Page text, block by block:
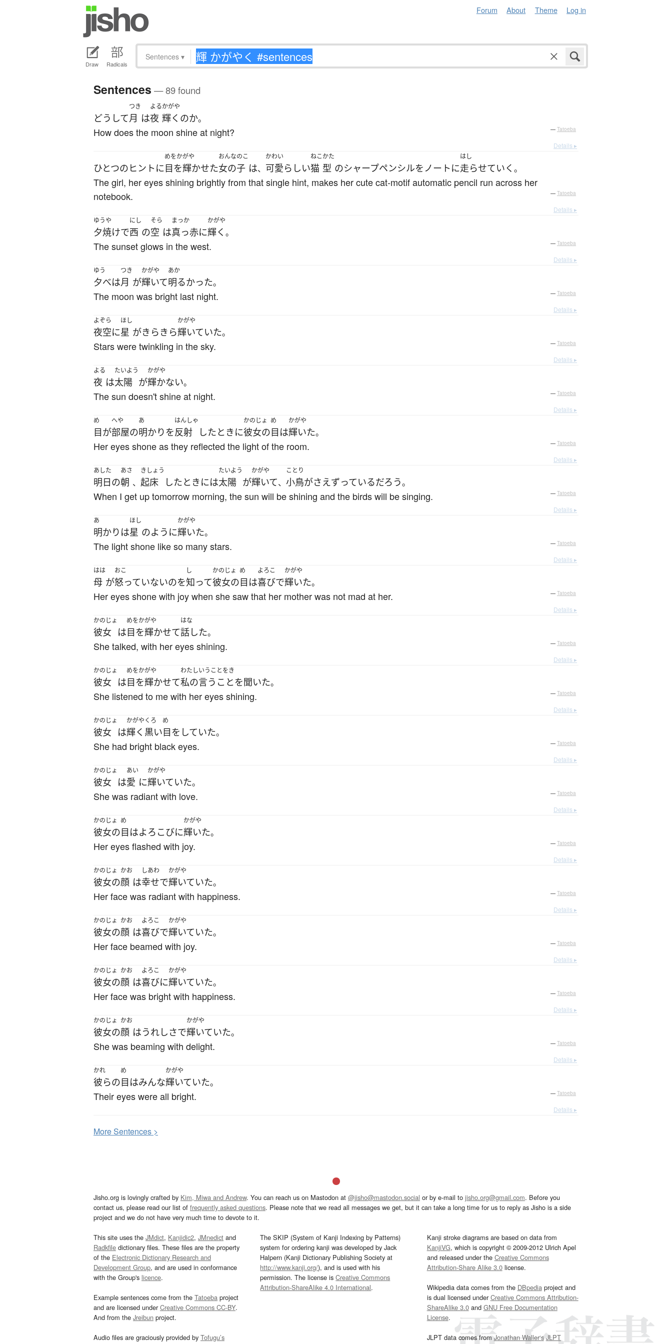
Forum About Theme Log in
Draw Radicals
Sentences ▾
Sentences — 89 found
どうして
つき
月 は
よる
夜
かがや
輝く のか。
How does the moon shine at night? — Tatoeba
Details ▸
ひとつの ヒント に
めをかがや
目を輝かせた
おんなのこ
女の子 は、
かわい
可愛らしい
ねこ
猫
かた
型 のシャープペンシルをノート に
はし
走らせていく 。
The girl, her eyes shining brightly from that single hint, makes her cute cat-motif automatic pencil run across her
notebook.
— Tatoeba
Details ▸
ゆうや
夕焼けで
にし
西 の
そら
空 は
まっか
真っ赤に
かがや
輝く 。
The sunset glows in the west. — Tatoeba
Details ▸
ゆう
夕べは
つき
月 が
かがや
輝いて
あか
明るかった。
The moon was bright last night. — Tatoeba
Details ▸
よぞら
夜空に
ほし
星 がきらきら
かがや
輝いていた。
Stars were twinkling in the sky. — Tatoeba
Details ▸
よる
夜 は
たいよう
太陽 が
かがや
輝かない。
The sun doesn't shine at night. — Tatoeba
Details ▸
め
目が
へや
部屋の
あ
明かり を
はんしゃ
反射 したときに
かのじょ
彼女の
め
目 は
かがや
輝いた。
Her eyes shone as they reflected the light of the room. — Tatoeba
Details ▸
あした
明日の
あさ
朝 、
きしょう
起床 したときには
たいよう
太陽 が
かがや
輝いて、
ことり
小鳥がさえずっているだろう。
When I get up tomorrow morning, the sun will be shining and the birds will be singing. — Tatoeba
Details ▸
あ
明かり は
ほし
星 のように
かがや
輝いた。
The light shone like so many stars. — Tatoeba
Details ▸
はは
母 が
おこ
怒っていないのを
し
知って
かのじょ
彼女の
め
目 は
よろこ
喜びで
かがや
輝いた。
Her eyes shone with joy when she saw that her mother was not mad at her. — Tatoeba
Details ▸
かのじょ
彼女 は
めをかがや
目を輝かせて
はな
話した。
She talked, with her eyes shining. — Tatoeba
Details ▸
かのじょ
彼女 は
めをかがや
目を輝かせて
わたし
私の
いうことをき
言うことを聞いた。
She listened to me with her eyes shining. — Tatoeba
Details ▸
かのじょ
彼女 は
かがや
輝く
くろ
黒い
め
目 を していた。
She had bright black eyes. — Tatoeba
Details ▸
かのじょ
彼女 は
あい
愛 に
かがや
輝いていた。
She was radiant with love. — Tatoeba
Details ▸
かのじょ
彼女の
め
目 はよろこびに
かがや
輝いた。
Her eyes flashed with joy. — Tatoeba
Details ▸
かのじょ
彼女の
かお
顔 は
しあわ
幸せで
かがや
輝いていた。
Her face was radiant with happiness. — Tatoeba
Details ▸
かのじょ
彼女の
かお
顔 は
よろこ
喜びで
かがや
輝いていた。
Her face beamed with joy. — Tatoeba
Details ▸
かのじょ
彼女の
かお
顔 は
よろこ
喜びに
かがや
輝いていた。
Her face was bright with happiness. — Tatoeba
Details ▸
かのじょ
彼女の
かお
顔 はうれしさで
かがや
輝いていた。
She was beaming with delight. — Tatoeba
Details ▸
かれ
彼らの
め
目 はみんな
かがや
輝いていた。
Their eyes were all bright. — Tatoeba
Details ▸
MoreSentences >
Jisho.org is lovingly crafted by Kim, Miwa and Andrew. You can reach us on Mastodon at @jisho@mastodon.social or by e-mail to jisho.org@gmail.com. Before you
contact us, please read our list of frequently asked questions. Please note that we read all messages we get, but it can take a long time for us to reply as Jisho is a side
project and we do not have very much time to devote to it.
This site uses the JMdict, Kanjidic2, JMnedict and
Radkfile dictionary files. These files are the property
of the Electronic Dictionary Research and
Development Group, and are used in conformance
with the Group's licence.
Example sentences come from the Tatoeba project
and are licensed underCreative Commons CC-BY.
And from the Jreibun project.
Audio files are graciously provided by Tofugu’s
The SKIP (System of Kanji Indexing by Patterns)
system for ordering kanji was developed by Jack
Halpern (Kanji Dictionary Publishing Society at
http://www.kanji.org/), and is used with his
permission. The license isCreative Commons
Attribution-ShareAlike 4.0 International.
Kanji stroke diagrams are based on data from
KanjiVG, which is copyright © 2009-2012 Ulrich Apel
and released under the Creative Commons
Attribution-Share Alike 3.0license.
Wikipedia data comes from the DBpediaproject and
is dual licensed underCreative Commons Attribution-
ShareAlike 3.0and GNU Free Documentation
License.
JLPT data comes fromJonathan Waller‘s JLPT